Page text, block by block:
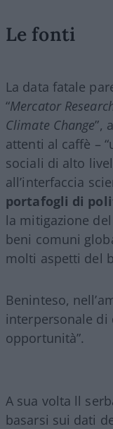
Le fonti
La data fatale
“Mercator
Climate Change”,
attenti al caffè –
sociali di alto
all’interfaccia
portafogli di
la mitigazione
beni comuni
molti aspetti del
Beninteso,
interpersonale di
opportunità”.
A sua volta ll
basarsi sui dati